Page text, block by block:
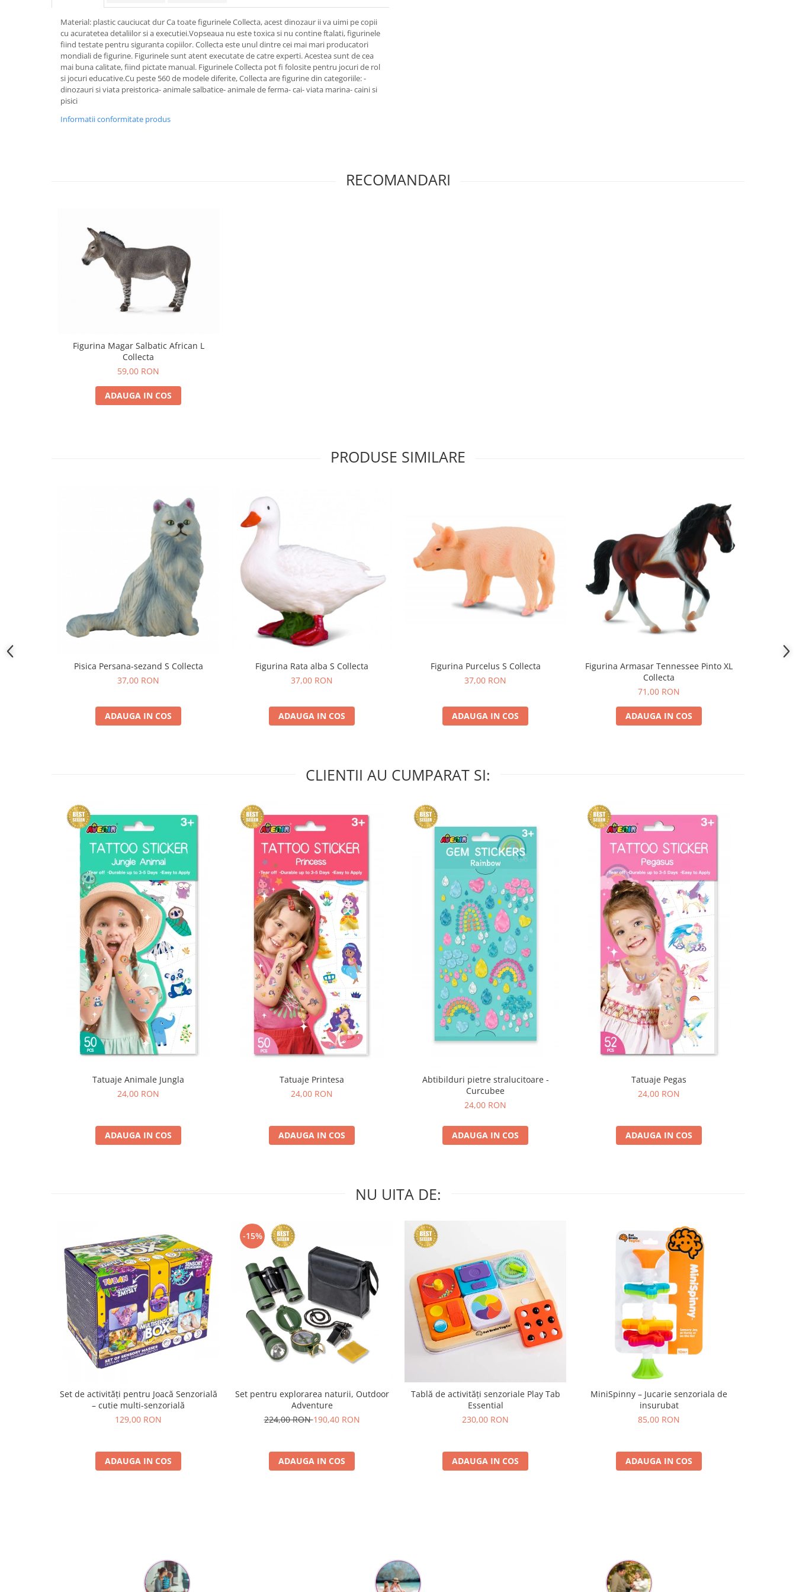
Material: plastic cauciucat dur Ca toate figurinele Collecta, acest dinozaur ii va uimi pe copii
cu acuratetea detaliilor si a executiei.Vopseaua nu este toxica si nu contine ftalati, figurinele
fiind testate pentru siguranta copiilor. Collecta este unul dintre cei mai mari producatori
mondiali de figurine. Figurinele sunt atent executate de catre experti. Acestea sunt de cea
mai buna calitate, fiind pictate manual. Figurinele Collecta pot fi folosite pentru jocuri de rol
si jocuri educative.Cu peste 560 de modele diferite, Collecta are figurine din categoriile: -
dinozauri si viata preistorica- animale salbatice- animale de ferma- cai- viata marina- caini si
pisici
Informatii conformitate produs
RECOMANDARI
Figurina Magar Salbatic African L
Collecta
59,00 RON
ADAUGA IN COS
PRODUSE SIMILARE
Pisica Persana-sezand S Collecta
37,00 RON
ADAUGA IN COS
Figurina Rata alba S Collecta
37,00 RON
ADAUGA IN COS
Figurina Purcelus S Collecta
37,00 RON
ADAUGA IN COS
Figurina Armasar Tennessee Pinto XL
Collecta
71,00 RON
ADAUGA IN COS
CLIENTII AU CUMPARAT SI:
Tatuaje Animale Jungla
24,00 RON
ADAUGA IN COS
Tatuaje Printesa
24,00 RON
ADAUGA IN COS
Abtibilduri pietre stralucitoare -
Curcubee
24,00 RON
ADAUGA IN COS
Tatuaje Pegas
24,00 RON
ADAUGA IN COS
NU UITA DE:
Set de activități pentru Joacă Senzorială
– cutie multi-senzorială
129,00 RON
ADAUGA IN COS
-15%
Set pentru explorarea naturii, Outdoor
Adventure
224,00 RON190,40 RON
ADAUGA IN COS
Tablă de activități senzoriale Play Tab
Essential
230,00 RON
ADAUGA IN COS
MiniSpinny – Jucarie senzoriala de
insurubat
85,00 RON
ADAUGA IN COS